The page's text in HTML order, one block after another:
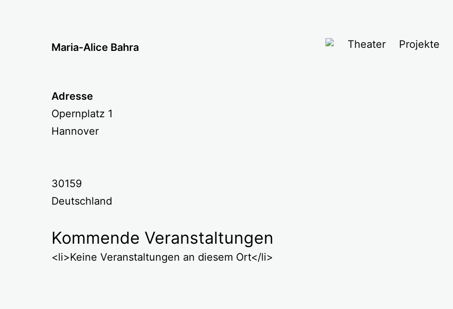
Maria-Alice Bahra Theater Projekte
Adresse
Opernplatz 1
Hannover
30159
Deutschland
Kommende Veranstaltungen
<li>Keine Veranstaltungen an diesem Ort</li>